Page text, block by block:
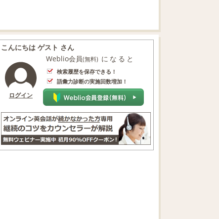
こんにちは ゲスト さん
ログイン
Weblio会員(無料) になると
検索履歴を保存できる！
語彙力診断の実施回数増加！